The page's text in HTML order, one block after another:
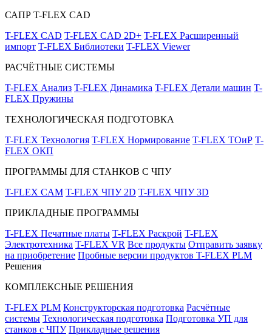
САПР T-FLEX CAD
T-FLEX CAD T-FLEX CAD 2D+ T-FLEX Расширенный
импорт T-FLEX Библиотеки T-FLEX Viewer
РАСЧЁТНЫЕ СИСТЕМЫ
T-FLEX Анализ T-FLEX Динамика T-FLEX Детали машин T-
FLEX Пружины
ТЕХНОЛОГИЧЕСКАЯ ПОДГОТОВКА
T-FLEX Технология T-FLEX Нормирование T-FLEX ТОиР T-
FLEX ОКП
ПРОГРАММЫ ДЛЯ СТАНКОВ С ЧПУ
T-FLEX CAM T-FLEX ЧПУ 2D T-FLEX ЧПУ 3D
ПРИКЛАДНЫЕ ПРОГРАММЫ
T-FLEX Печатные платы T-FLEX Раскрой T-FLEX
Электротехника T-FLEX VR Все продукты Отправить заявку
на приобретение Пробные версии продуктов T-FLEX PLM
Решения
КОМПЛЕКСНЫЕ РЕШЕНИЯ
T-FLEX PLM Конструкторская подготовка Расчётные
системы Технологическая подготовка Подготовка УП для
станков с ЧПУ Прикладные решения